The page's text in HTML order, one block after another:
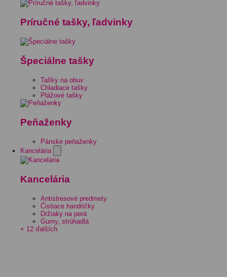
Príručné tašky, ľadvinky
Špeciálne tašky
Tašky na obuv
Chladiace tašky
Plážové tašky
Peňaženky
Pánske peňaženky
Kancelária
Kancelária
Antistresové predmety
Čistiace handričky
Držiaky na perá
Gumy, strúhadlá
+ 12 ďalších